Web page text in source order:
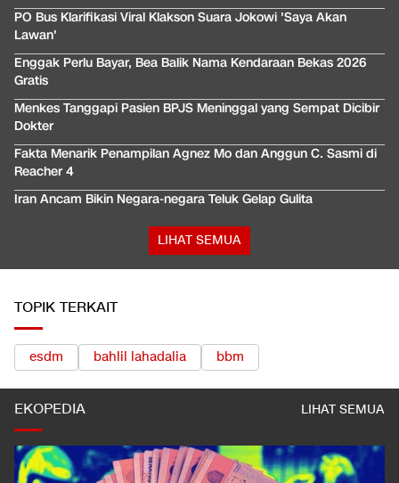
PO Bus Klarifikasi Viral Klakson Suara Jokowi 'Saya Akan
Lawan'
Enggak Perlu Bayar, Bea Balik Nama Kendaraan Bekas 2026
Gratis
Menkes Tanggapi Pasien BPJS Meninggal yang Sempat Dicibir
Dokter
Fakta Menarik Penampilan Agnez Mo dan Anggun C. Sasmi di
Reacher 4
Iran Ancam Bikin Negara-negara Teluk Gelap Gulita
LIHAT SEMUA
TOPIK TERKAIT
esdm bahlil lahadalia bbm
EKOPEDIA LIHAT SEMUA